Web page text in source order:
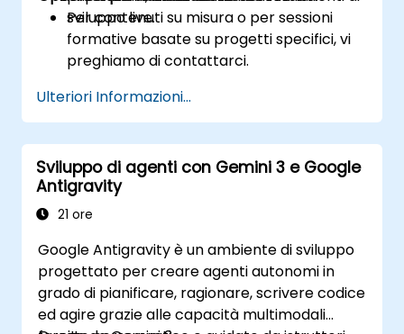
sviluppo live.
Per contenuti su misura o per sessioni
formative basate su progetti specifici, vi
preghiamo di contattarci.
Ulteriori Informazioni...
Sviluppo di agenti con Gemini 3 e Google
Antigravity
21 ore
Google Antigravity è un ambiente di sviluppo
progettato per creare agenti autonomi in
grado di pianificare, ragionare, scrivere codice
ed agire grazie alle capacità multimodali